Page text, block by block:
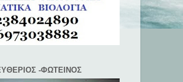
-ΦΩΤΕΙΝΟΣ